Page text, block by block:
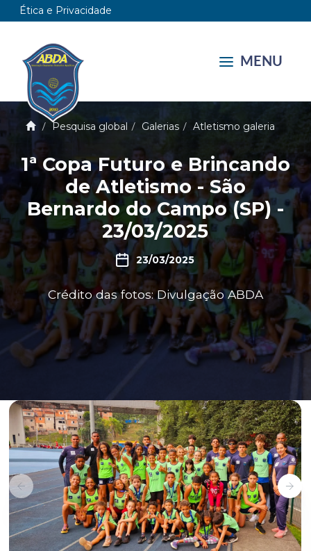
Ética e Privacidade
MENU
Pesquisa global Galerias Atletismo galeria
1ª Copa Futuro e Brincando
de Atletismo - São
Bernardo do Campo (SP) -
23/03/2025
23/03/2025
Crédito das fotos: Divulgação ABDA